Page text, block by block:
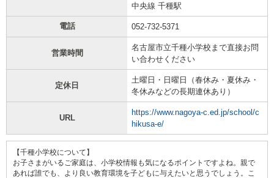
中央線 千種駅
電話 052-732-5371
営業時間
名古屋市立千種小学校まで直接お問
い合わせください
定休日
土曜日・日曜日（春休み・夏休み・
冬休みなどの長期連休あり）
URL
https://www.nagoya-c.ed.jp/school/c
hikusa-e/
【千種小学校について】
お子さまがいるご家庭は、小学校情報も気になるポイントですよね。親で
あれば誰でも、より良い教育環境を子どもに与えたいと思うでしょう。こ